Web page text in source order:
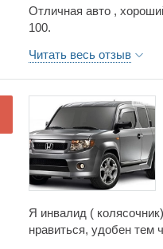
Отличная авто ,
100.
Читать весь отзыв
Я инвалид (
нравиться, удобен тем